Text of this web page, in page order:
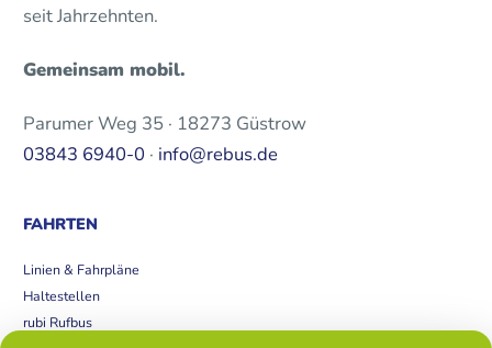
seit Jahrzehnten.
Gemeinsam mobil.
Parumer Weg 35 · 18273 Güstrow
03843 6940-0 · info@rebus.de
FAHRTEN
Linien & Fahrpläne
Haltestellen
rubi Rufbus